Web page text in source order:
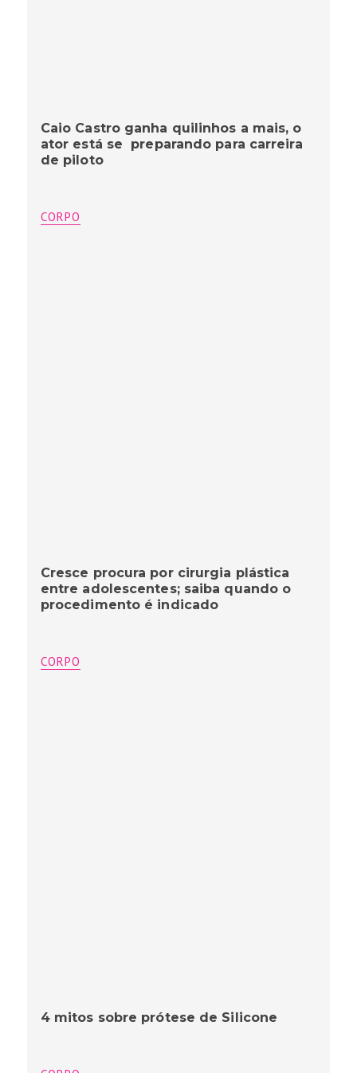
Caio Castro ganha quilinhos a mais, o
ator está se preparando para carreira
de piloto
CORPO
Cresce procura por cirurgia plástica
entre adolescentes; saiba quando o
procedimento é indicado
CORPO
4 mitos sobre prótese de Silicone